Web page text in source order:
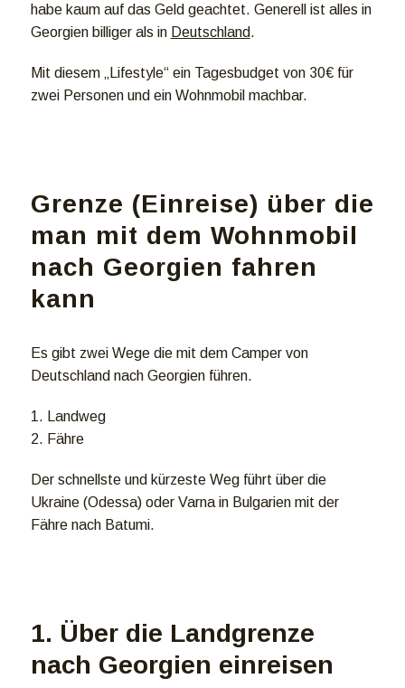
habe kaum auf das Geld geachtet. Generell ist alles in
Georgien billiger als in Deutschland.
Mit diesem „Lifestyle“ ein Tagesbudget von 30€ für
zwei Personen und ein Wohnmobil machbar.
Grenze (Einreise) über die
man mit dem Wohnmobil
nach Georgien fahren
kann
Es gibt zwei Wege die mit dem Camper von
Deutschland nach Georgien führen.
1. Landweg
2. Fähre
Der schnellste und kürzeste Weg führt über die
Ukraine (Odessa) oder Varna in Bulgarien mit der
Fähre nach Batumi.
1. Über die Landgrenze
nach Georgien einreisen